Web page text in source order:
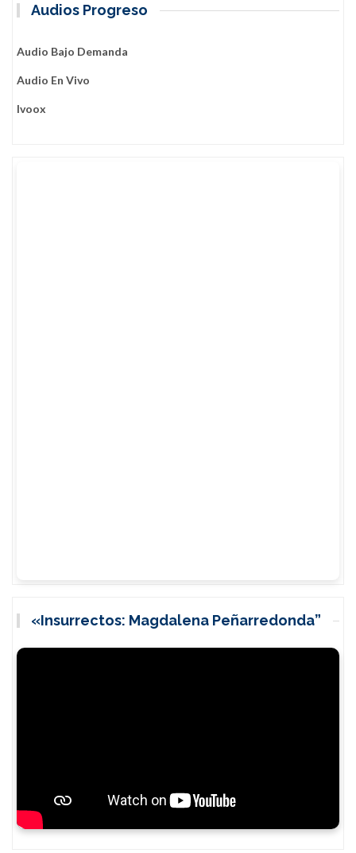
Audios Progreso
Audio Bajo Demanda
Audio En Vivo
Ivoox
«Insurrectos: Magdalena Peñarredonda”